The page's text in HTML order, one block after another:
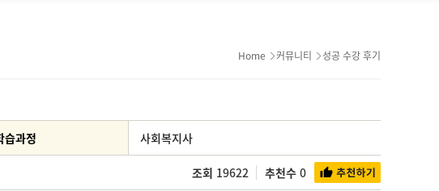
Home 커뮤니티 성공 수강 후기
습과정 사회복지사
조회 19622 추천수 0